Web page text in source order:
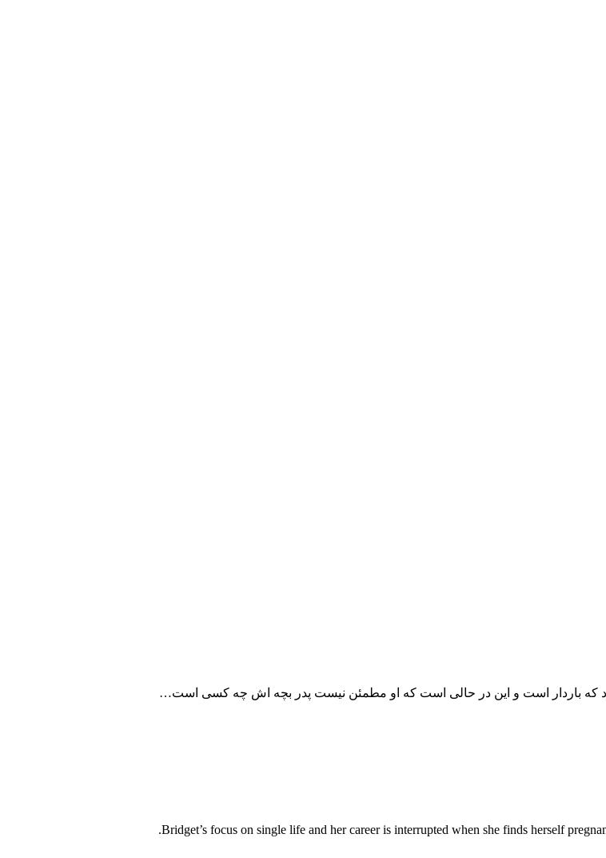
که باردار است و این در حالی است که او مطمئن نیست پدر بچه اش چه کسی است…
Bridget’s focus on single life and her career is interrupted when she finds herself